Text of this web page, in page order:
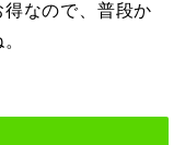
なので、普段か